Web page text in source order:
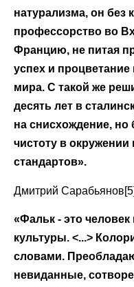
натурализма, он без
профессорство во
Францию, не питая
успех и
мира. С такой же
десять лет в
на снисхождение, но
чистоту в
стандартов».
Дмитрий Сарабьянов[5]
«Фальк - это
культуры. <...>
словами.
невиданные,